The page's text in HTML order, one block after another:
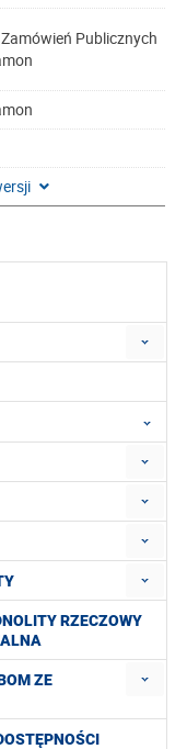
Publicznych
RZECZOWY
ZE